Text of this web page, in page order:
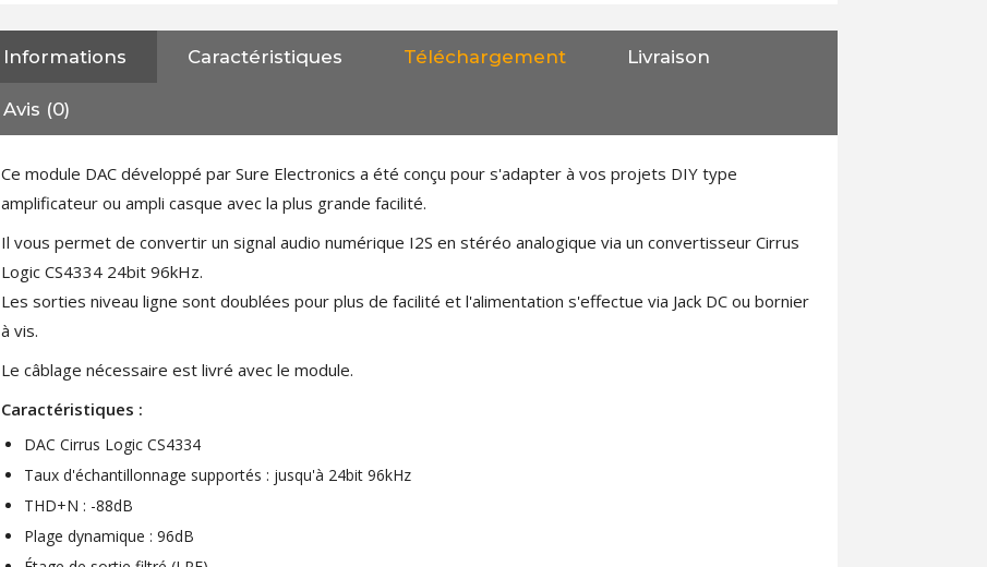
XLR Femelle 3 Pôles...
4,95 €
[GRADE B] DAYTON AUDIO
149,00 €179,90 €
Amplificateur Intégré...
579,00 €649,00 €
FOSI AUDIO CA30
Amplificateur 4 Voies pour...
Amplificateur Intégré...
Informations Caractéristiques Téléchargement Livraison
Avis (0)
Ce module DAC développé par Sure Electronics a été conçu pour s'adapter à vos projets DIY type
amplificateur ou ampli casque avec la plus grande facilité.
Il vous permet de convertir un signal audio numérique I2S en stéréo analogique via un convertisseur Cirrus
Logic CS4334 24bit 96kHz.
Les sorties niveau ligne sont doublées pour plus de facilité et l'alimentation s'effectue via Jack DC ou bornier
à vis.
Le câblage nécessaire est livré avec le module.
Caractéristiques :
DAC Cirrus Logic CS4334
Taux d'échantillonnage supportés : jusqu'à 24bit 96kHz
THD+N : -88dB
Plage dynamique : 96dB